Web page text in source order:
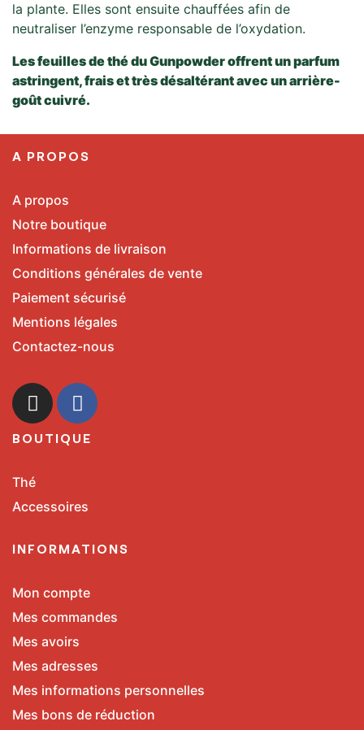
la plante. Elles sont ensuite chauffées afin de
neutraliser l’enzyme responsable de l’oxydation.
Les feuilles de thé du Gunpowder offrent un parfum
astringent, frais et très désaltérant avec un arrière-
goût cuivré.
A PROPOS
A propos
Notre boutique
Informations de livraison
Conditions générales de vente
Paiement sécurisé
Mentions légales
Contactez-nous
BOUTIQUE
Thé
Accessoires
INFORMATIONS
Mon compte
Mes commandes
Mes avoirs
Mes adresses
Mes informations personnelles
Mes bons de réduction